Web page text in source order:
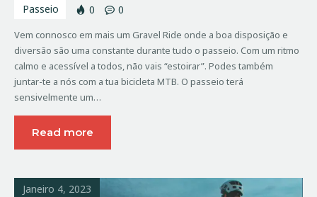
Passeio 0 0
Vem connosco em mais um Gravel Ride onde a boa disposição e
diversão são uma constante durante tudo o passeio. Com um ritmo
calmo e acessível a todos, não vais “estoirar”. Podes também
juntar-te a nós com a tua bicicleta MTB. O passeio terá
sensivelmente um…
Read more
Janeiro 4, 2023